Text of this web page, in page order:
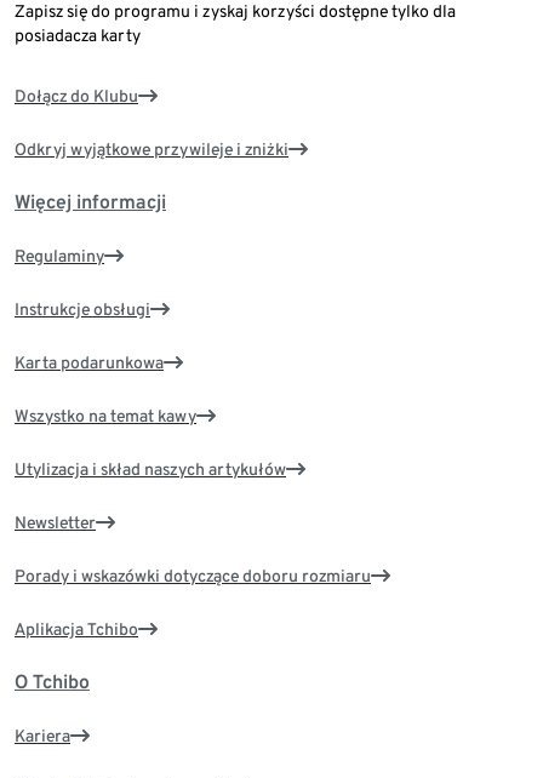
Zapisz się do programu i zyskaj korzyści dostępne tylko dla
posiadacza karty
Dołącz do Klubu
Odkryj wyjątkowe przywileje i zniżki
Więcej informacji
Regulaminy
Instrukcje obsługi
Karta podarunkowa
Wszystko na temat kawy
Utylizacja i skład naszych artykułów
Newsletter
Porady i wskazówki dotyczące doboru rozmiaru
Aplikacja Tchibo
O Tchibo
Kariera